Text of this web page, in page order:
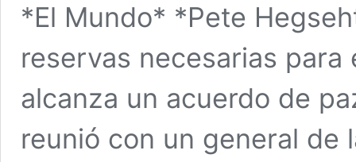
*El Mundo* *Pete
reservas necesarias
alcanza un acuerdo de
reunió con un general de